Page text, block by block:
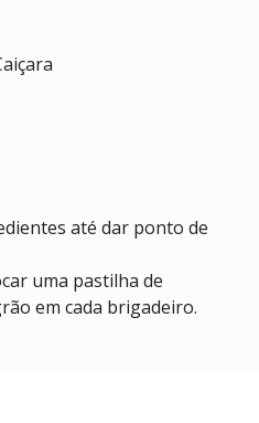
até dar ponto de
uma pastilha de
em cada brigadeiro.